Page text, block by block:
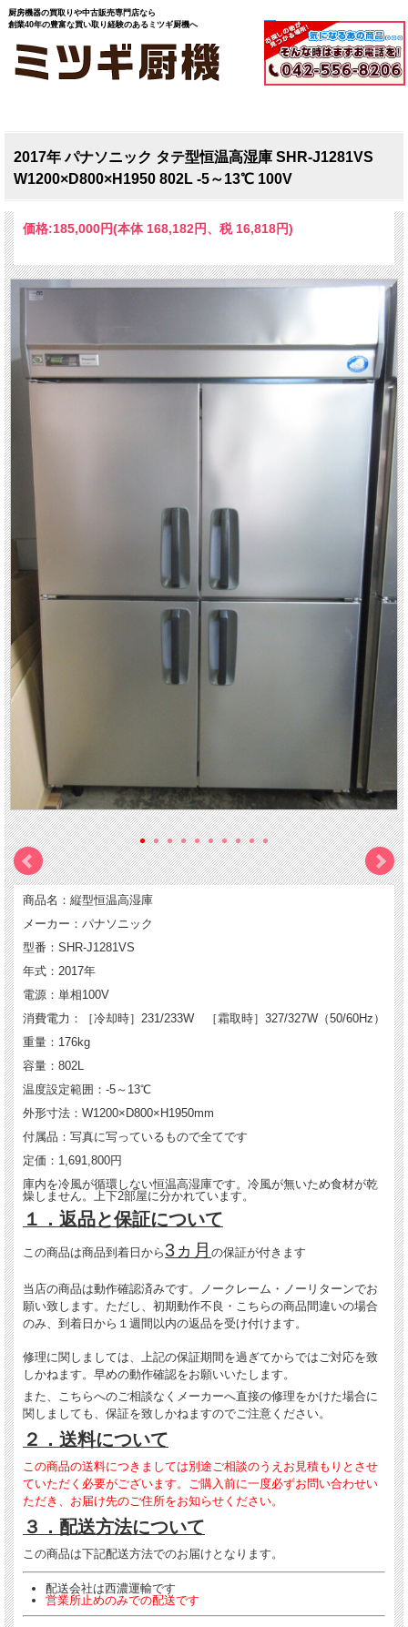
厨房機器の買取りや中古販売専門店なら
創業40年の豊富な買い取り経験のあるミツギ厨機へ
2017年 パナソニック タテ型恒温高湿庫 SHR-J1281VS
W1200×D800×H1950 802L -5～13℃ 100V
価格:185,000円(本体 168,182円、税 16,818円)
商品名：縦型恒温高湿庫
メーカー：パナソニック
型番：SHR-J1281VS
年式：2017年
電源：単相100V
消費電力：［冷却時］231/233W ［霜取時］327/327W（50/60Hz）
重量：176kg
容量：802L
温度設定範囲：-5～13℃
外形寸法：W1200×D800×H1950mm
付属品：写真に写っているもので全てです
定価：1,691,800円
庫内を冷風が循環しない恒温高湿庫です。冷風が無いため食材が乾
燥しません。上下2部屋に分かれています。
１．返品と保証について
この商品は商品到着日から 3ヵ月 の保証が付きます
当店の商品は動作確認済みです。ノークレーム・ノーリターンでお
願い致します。ただし、初期動作不良・こちらの商品間違いの場合
のみ、到着日から１週間以内の返品を受け付けます。
修理に関しましては、上記の保証期間を過ぎてからではご対応を致
しかねます。早めの動作確認をお願いいたします。
また、こちらへのご相談なくメーカーへ直接の修理をかけた場合に
関しましても、保証を致しかねますのでご注意ください。
２．送料について
この商品の送料につきましては別途ご相談のうえお見積もりとさせ
ていただく必要がございます。ご購入前に一度必ずお問い合わせい
ただき、お届け先のご住所をお知らせください。
３．配送方法について
この商品は下記配送方法でのお届けとなります。
配送会社は西濃運輸です
営業所止めのみでの配送です